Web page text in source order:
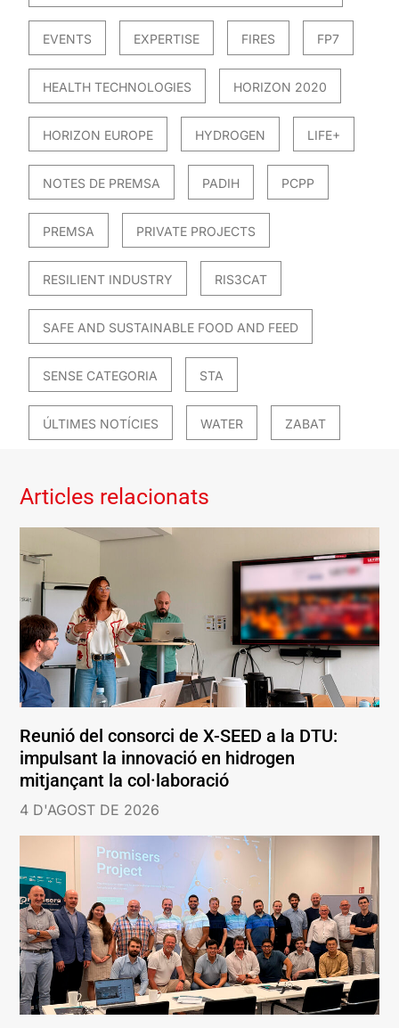
EVENTS EXPERTISE FIRES FP7
HEALTH TECHNOLOGIES HORIZON 2020
HORIZON EUROPE HYDROGEN LIFE+
NOTES DE PREMSA PADIH PCPP
PREMSA PRIVATE PROJECTS
RESILIENT INDUSTRY RIS3CAT
SAFE AND SUSTAINABLE FOOD AND FEED
SENSE CATEGORIA STA
ÚLTIMES NOTÍCIES WATER ZABAT
Articles relacionats
Reunió del consorci de X-SEED a la DTU:
impulsant la innovació en hidrogen
mitjançant la col·laboració
4 D'AGOST DE 2026